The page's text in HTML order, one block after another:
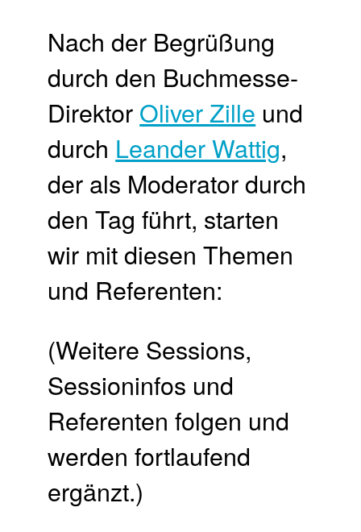
Nach der Begrüßung
durch den Buchmesse-
Direktor Oliver Zille und
durch Leander Wattig,
der als Moderator durch
den Tag führt, starten
wir mit diesen Themen
und Referenten:
(Weitere Sessions,
Sessioninfos und
Referenten folgen und
werden fortlaufend
ergänzt.)